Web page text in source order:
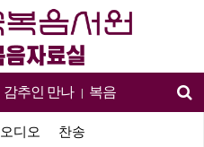
감추인 만나 | 복음
오디오 찬송